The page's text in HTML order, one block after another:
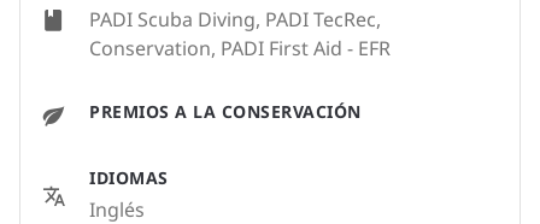
PADI Scuba Diving, PADI TecRec,
Conservation, PADI First Aid - EFR
PREMIOS A LA CONSERVACIÓN
IDIOMAS
Inglés